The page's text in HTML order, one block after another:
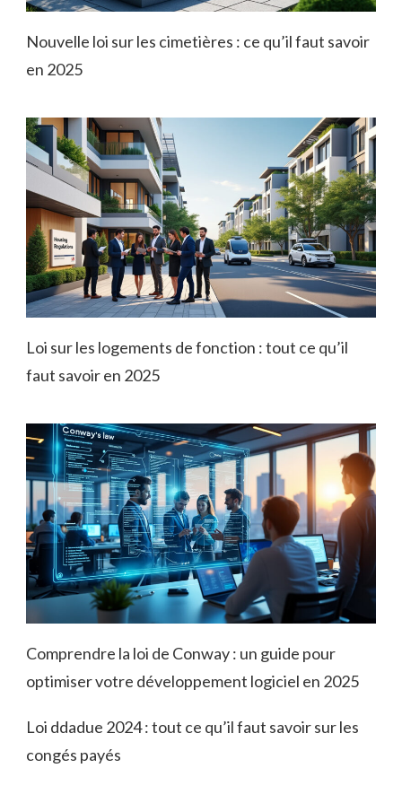
Nouvelle loi sur les cimetières : ce qu’il faut savoir
en 2025
Loi sur les logements de fonction : tout ce qu’il
faut savoir en 2025
Comprendre la loi de Conway : un guide pour
optimiser votre développement logiciel en 2025
Loi ddadue 2024 : tout ce qu’il faut savoir sur les
congés payés